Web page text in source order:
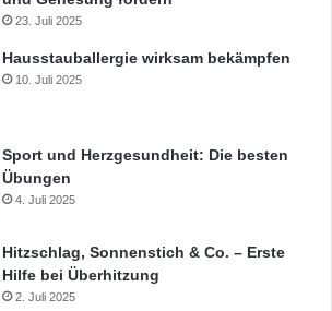
23. Juli 2025
Hausstauballergie wirksam bekämpfen
10. Juli 2025
Sport und Herzgesundheit: Die besten
Übungen
4. Juli 2025
Hitzschlag, Sonnenstich & Co. – Erste
Hilfe bei Überhitzung
2. Juli 2025